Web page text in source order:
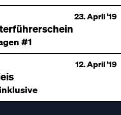
23. April '19
#1
12. April '19